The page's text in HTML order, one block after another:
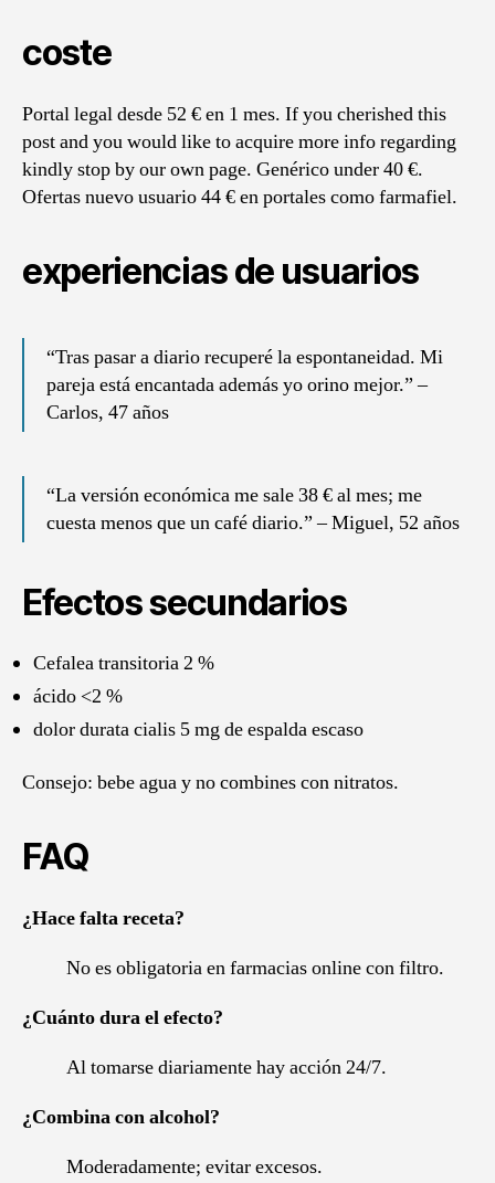
coste
Portal legal desde 52 € en 1 mes. If you cherished this
post and you would like to acquire more info regarding
kindly stop by our own page. Genérico under 40 €.
Ofertas nuevo usuario 44 € en portales como farmafiel.
experiencias de usuarios
“Tras pasar a diario recuperé la espontaneidad. Mi
pareja está encantada además yo orino mejor.” –
Carlos, 47 años
“La versión económica me sale 38 € al mes; me
cuesta menos que un café diario.” – Miguel, 52 años
Efectos secundarios
Cefalea transitoria 2 %
ácido <2 %
dolor durata cialis 5 mg de espalda escaso
Consejo: bebe agua y no combines con nitratos.
FAQ
¿Hace falta receta?
No es obligatoria en farmacias online con filtro.
¿Cuánto dura el efecto?
Al tomarse diariamente hay acción 24/7.
¿Combina con alcohol?
Moderadamente; evitar excesos.